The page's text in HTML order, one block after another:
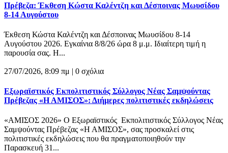
Πρέβεζα: Έκθεση Κώστα Καλέντζη και Δέσποινας Μωυσίδου
8-14 Αυγούστου
Έκθεση Κώστα Καλέντζη και Δέσποινας Μωυσίδου 8-14
Αυγούστου 2026. Εγκαίνια 8/8/26 ώρα 8 μ.μ. Ιδιαίτερη τιμή η
παρουσία σας. Η...
27/07/2026, 8:09 πμ | 0 σχόλια
Εξωραϊστικός Εκπολιτιστικός Σύλλογος Νέας Σαμψούντας
Πρέβεζας «Η ΑΜΙΣΟΣ»: Διήμερες πολιτιστικές εκδηλώσεις
«ΑΜΙΣΟΣ 2026» Ο Εξωραϊστικός Εκπολιτιστικός Σύλλογος Νέας
Σαμψούντας Πρέβεζας «Η ΑΜΙΣΟΣ», σας προσκαλεί στις
πολιτιστικές εκδηλώσεις που θα πραγματοποιηθούν την
Παρασκευή 31...